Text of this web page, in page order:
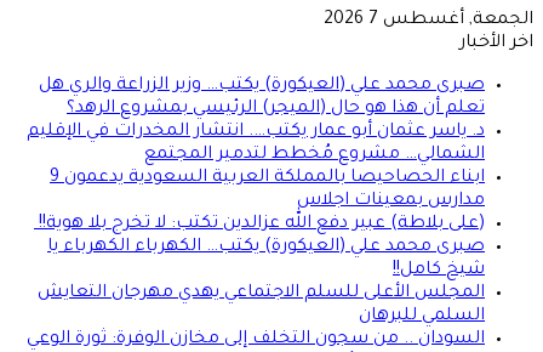
الجمعة, أغسطس 7 2026
اخر الأخبار
صبرى محمد علي (العيكورة) يكتب… وزير الزراعة والري هل
تعلم أن هذا هو حال (الميجر) الرئيسي بمشروع الرهد؟
د. ياسر عثمان أبو عمار يكتب…. انتشار المخدرات في الإقليم
الشمالي… مشروع مُخطط لتدمير المجتمع
ابناء الحصاحيصا بالمملكة العربية السعودية يدعمون 9
مدارس بمعينات اجلاس
(على بلاطة) عبير دفع الله عزالدين تكتب: لا تخرج بلا هوية!!
صبرى محمد علي (العيكورة) يكتب… الكهرباء الكهرباء يا
شيخ كامل!!
المجلس الأعلى للسلم الاجتماعي يهدي مهرجان التعايش
السلمي للبرهان
السودان .. من سجون التخلف إلى مخازن الوفرة: ثورة الوعي